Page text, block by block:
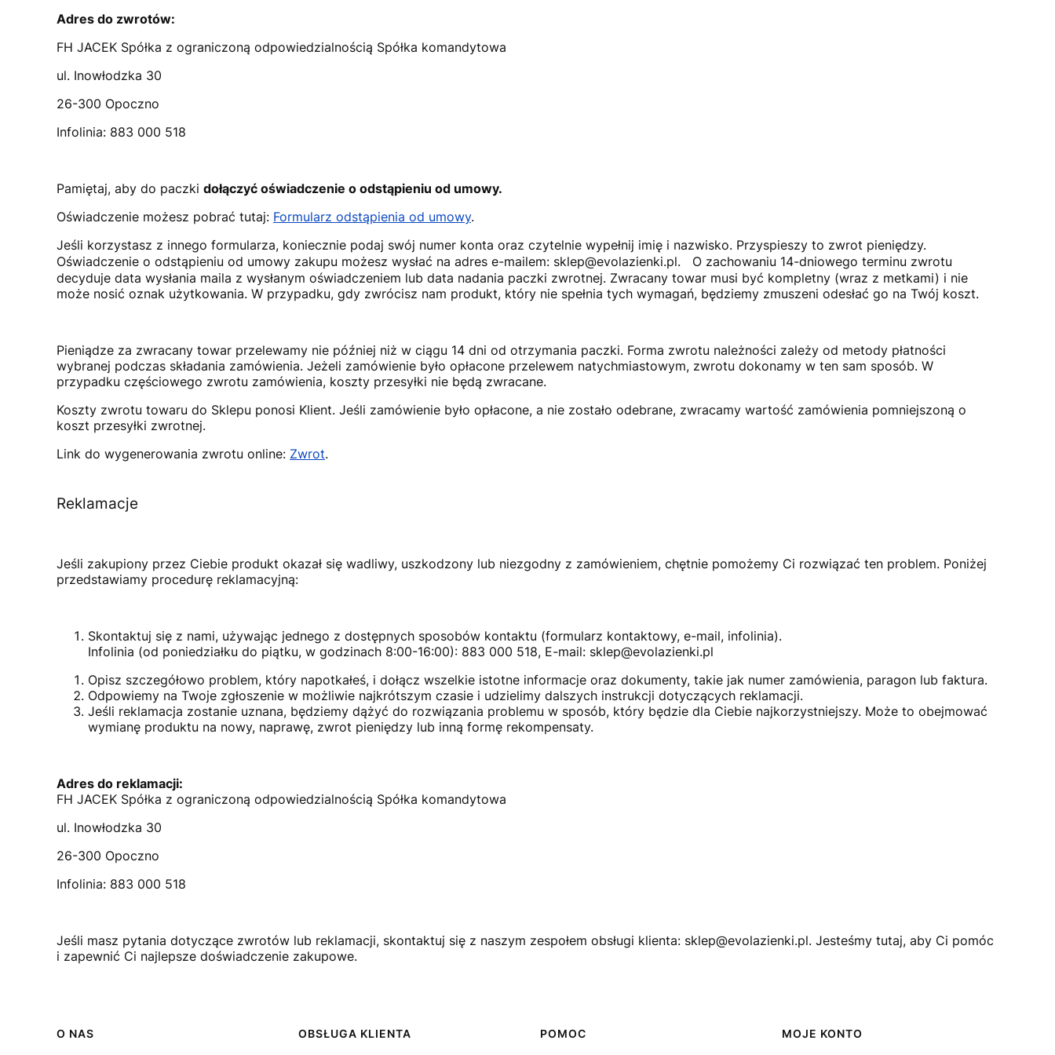
Adres do zwrotów:
FH JACEK Spółka z ograniczoną odpowiedzialnością Spółka komandytowa
ul. Inowłodzka 30
26-300 Opoczno
Infolinia: 883 000 518
Pamiętaj, aby do paczki dołączyć oświadczenie o odstąpieniu od umowy.
Oświadczenie możesz pobrać tutaj: Formularz odstąpienia od umowy.
Jeśli korzystasz z innego formularza, koniecznie podaj swój numer konta oraz czytelnie wypełnij imię i nazwisko. Przyspieszy to zwrot pieniędzy.
Oświadczenie o odstąpieniu od umowy zakupu możesz wysłać na adres e-mailem: sklep@evolazienki.pl. O zachowaniu 14-dniowego terminu zwrotu
decyduje data wysłania maila z wysłanym oświadczeniem lub data nadania paczki zwrotnej. Zwracany towar musi być kompletny (wraz z metkami) i nie
może nosić oznak użytkowania. W przypadku, gdy zwrócisz nam produkt, który nie spełnia tych wymagań, będziemy zmuszeni odesłać go na Twój koszt.
Pieniądze za zwracany towar przelewamy nie później niż w ciągu 14 dni od otrzymania paczki. Forma zwrotu należności zależy od metody płatności
wybranej podczas składania zamówienia. Jeżeli zamówienie było opłacone przelewem natychmiastowym, zwrotu dokonamy w ten sam sposób. W
przypadku częściowego zwrotu zamówienia, koszty przesyłki nie będą zwracane.
Koszty zwrotu towaru do Sklepu ponosi Klient. Jeśli zamówienie było opłacone, a nie zostało odebrane, zwracamy wartość zamówienia pomniejszoną o
koszt przesyłki zwrotnej.
Link do wygenerowania zwrotu online: Zwrot.
Reklamacje
Jeśli zakupiony przez Ciebie produkt okazał się wadliwy, uszkodzony lub niezgodny z zamówieniem, chętnie pomożemy Ci rozwiązać ten problem. Poniżej
przedstawiamy procedurę reklamacyjną:
Skontaktuj się z nami, używając jednego z dostępnych sposobów kontaktu (formularz kontaktowy, e-mail, infolinia).
Infolinia (od poniedziałku do piątku, w godzinach 8:00-16:00): 883 000 518, E-mail: sklep@evolazienki.pl
Opisz szczegółowo problem, który napotkałeś, i dołącz wszelkie istotne informacje oraz dokumenty, takie jak numer zamówienia, paragon lub faktura.
Odpowiemy na Twoje zgłoszenie w możliwie najkrótszym czasie i udzielimy dalszych instrukcji dotyczących reklamacji.
Jeśli reklamacja zostanie uznana, będziemy dążyć do rozwiązania problemu w sposób, który będzie dla Ciebie najkorzystniejszy. Może to obejmować
wymianę produktu na nowy, naprawę, zwrot pieniędzy lub inną formę rekompensaty.
Adres do reklamacji:
FH JACEK Spółka z ograniczoną odpowiedzialnością Spółka komandytowa
ul. Inowłodzka 30
26-300 Opoczno
Infolinia: 883 000 518
Jeśli masz pytania dotyczące zwrotów lub reklamacji, skontaktuj się z naszym zespołem obsługi klienta: sklep@evolazienki.pl. Jesteśmy tutaj, aby Ci pomóc
i zapewnić Ci najlepsze doświadczenie zakupowe.
Linki w stopce
O NAS
OBSŁUGA KLIENTA
POMOC
MOJE KONTO